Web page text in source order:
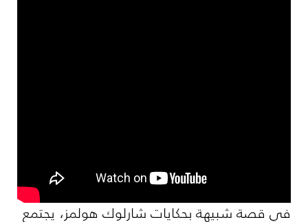
​في قصة شبيهة بحكايات شارلوك هولمز، يجتمع